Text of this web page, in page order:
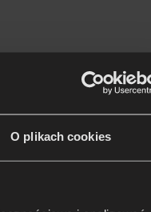
O plikach cookies